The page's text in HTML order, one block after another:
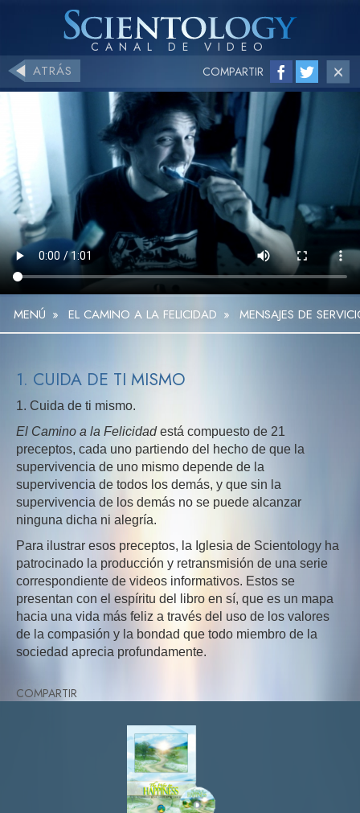
ATRÁS COMPARTIR
MENÚ » EL CAMINO A LA FELICIDAD » MENSAJES DE
1. CUIDA DE TI MISMO
1. Cuida de ti mismo.
El Camino a la Felicidadestá compuesto de 21
preceptos, cada uno partiendo del hecho de que la
supervivencia de uno mismo depende de la
supervivencia de todos los demás, y que sin la
supervivencia de los demás no se puede alcanzar
ninguna dicha ni alegría.
Para ilustrar esos preceptos, la Iglesia de Scientology ha
patrocinado la producción y retransmisión de una serie
correspondiente de videos informativos. Estos se
presentan con el espíritu del libro en sí, que es un mapa
hacia una vida más feliz a través del uso de los valores
de la compasión y la bondad que todo miembro de la
sociedad aprecia profundamente.
COMPARTIR